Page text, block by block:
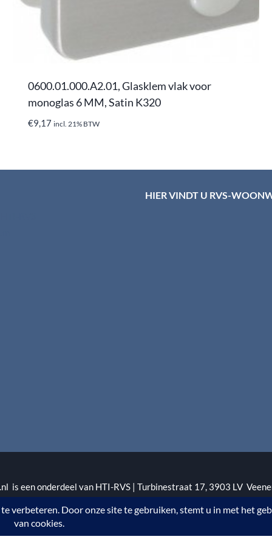
0600.01.000.A2.01, Glasklem vlak voor
monoglas 6 MM, Satin K320
€9,17 incl. 21% BTW
HIER VINDT U RVS-
is een onderdeel van HTI-RVS | Turbinestraat 17, 3903 LV